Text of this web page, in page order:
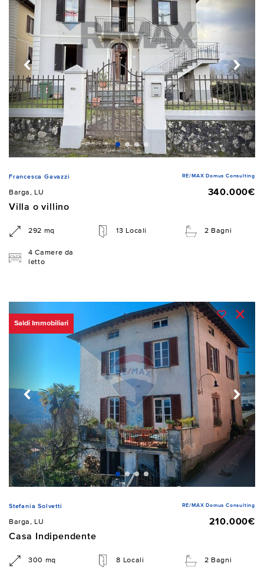
Francesca Gavazzi RE/MAX Domus Consulting
Barga, LU
340.000€
Villa o villino
292 mq 13 Locali 2 Bagni
4 Camere da
letto
Saldi Immobiliari
Stefania Solvetti RE/MAX Domus Consulting
Barga, LU
210.000€
Casa Indipendente
300 mq 8 Locali 2 Bagni